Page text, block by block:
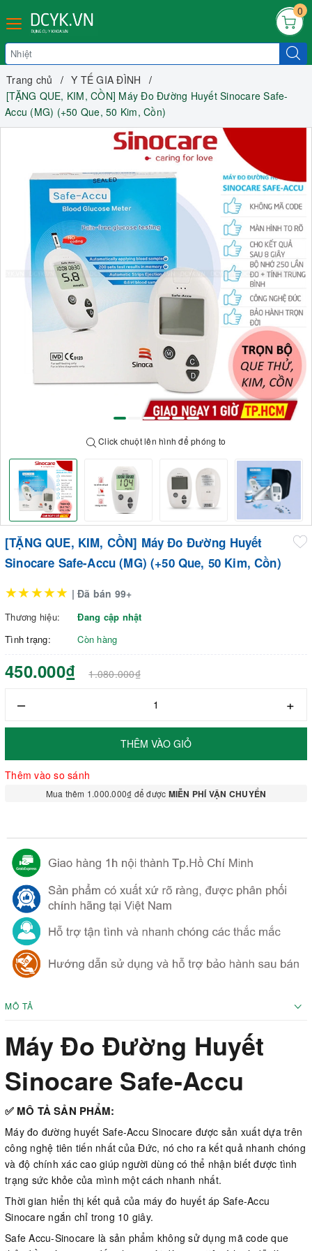
0
Trang chủ
Y TẾ GIA ĐÌNH
[TẶNG QUE, KIM, CỒN] Máy Đo Đường Huyết Sinocare Safe-
Accu (MG) (+50 Que, 50 Kim, Cồn)
Click chuột lên hình để phóng to
[TẶNG QUE, KIM, CỒN] Máy Đo Đường Huyết
Sinocare Safe-Accu (MG) (+50 Que, 50 Kim, Cồn)
★★★★★ | Đã bán 99+
Thương hiệu:
Đang cập nhật
Tình trạng:
Còn hàng
450.000₫ 1.080.000₫
– +
THÊM VÀO GIỎ
Thêm vào so sánh
Mua thêm 1.000.000₫ để được MIỄN PHÍ VẬN CHUYỂN
MÔ TẢ
Máy Đo Đường Huyết
Sinocare Safe-Accu
✅ MÔ TẢ SẢN PHẨM:
Máy đo đường huyết Safe-Accu Sinocare được sản xuất dựa trên
công nghệ tiên tiến nhất của Đức, nó cho ra kết quả nhanh chóng
và độ chính xác cao giúp người dùng có thể nhận biết được tình
trạng sức khỏe của mình một cách nhanh nhất.
Thời gian hiển thị kết quả của máy đo huyết áp Safe-Accu
Sinocare ngắn chỉ trong 10 giây.
Safe Accu-Sinocare là sản phẩm không sử dụng mã code que